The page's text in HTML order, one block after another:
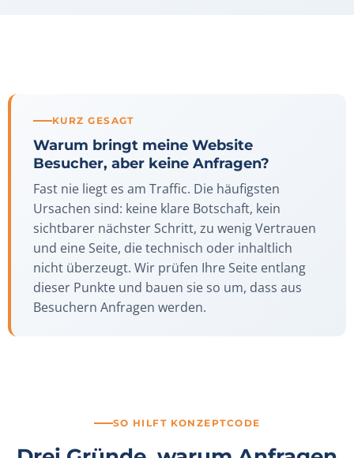
KURZ GESAGT
Warum bringt meine Website
Besucher, aber keine Anfragen?
Fast nie liegt es am Traffic. Die häufigsten
Ursachen sind: keine klare Botschaft, kein
sichtbarer nächster Schritt, zu wenig Vertrauen
und eine Seite, die technisch oder inhaltlich
nicht überzeugt. Wir prüfen Ihre Seite entlang
dieser Punkte und bauen sie so um, dass aus
Besuchern Anfragen werden.
SO HILFT KONZEPTCODE